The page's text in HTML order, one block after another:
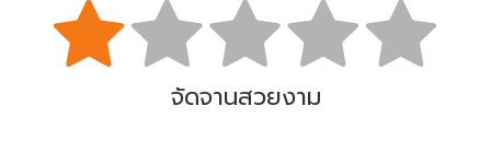
จัดจานสวยงาม